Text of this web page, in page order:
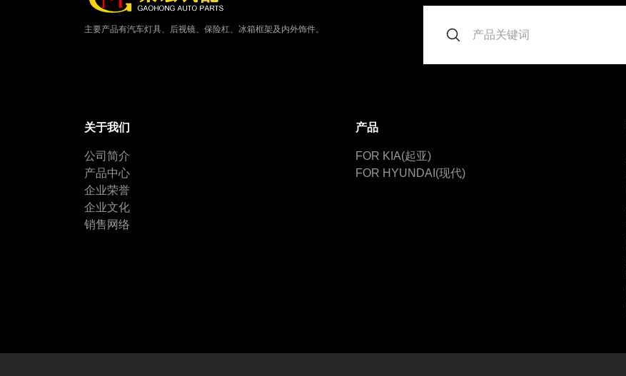
主要产品有汽车灯具、后视镜、保险杠、冰箱框架及内外饰件。
关于我们
公司简介
产品中心
企业荣誉
企业文化
销售网络
产品
FOR KIA(起亚)
FOR HYUNDAI(现代)